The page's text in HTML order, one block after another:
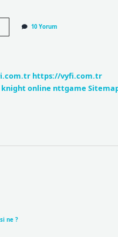
10 Yorum
https://vyfi.com.tr
knight online nttgame
ne ?